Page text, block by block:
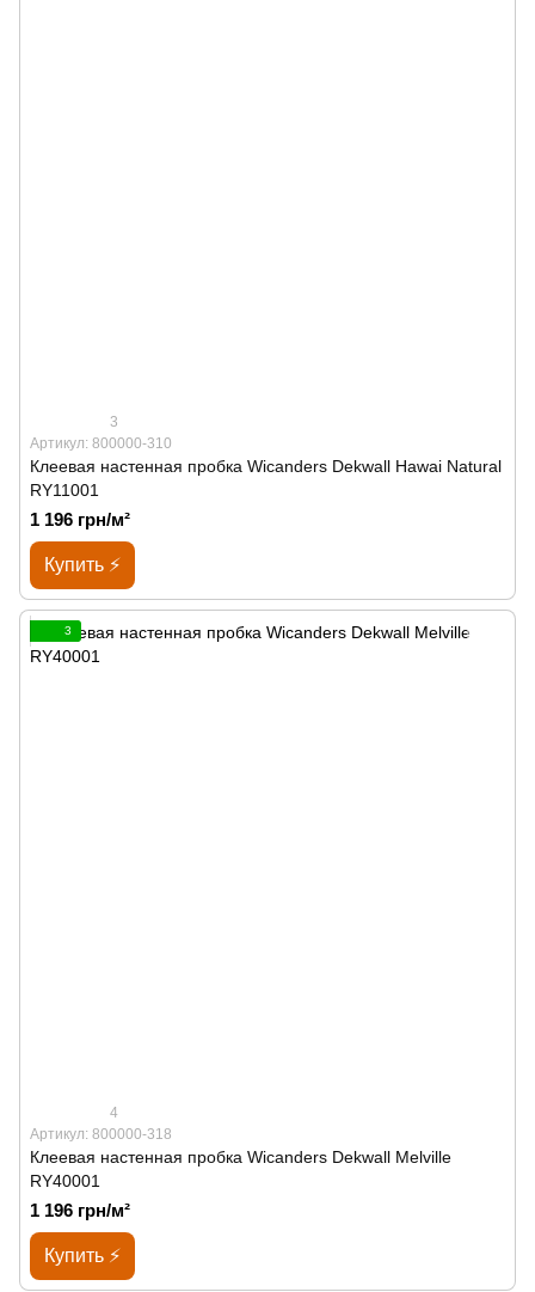
3
Артикул: 800000-310
Клеевая настенная пробка Wicanders Dekwall Hawai Natural
RY11001
1 196 грн/м²
Купить ⚡
3
4
Артикул: 800000-318
Клеевая настенная пробка Wicanders Dekwall Melville
RY40001
1 196 грн/м²
Купить ⚡